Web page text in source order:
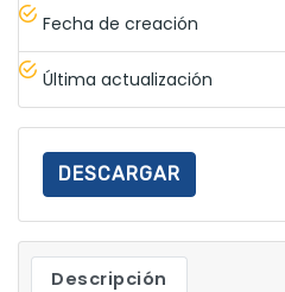
Fecha de creación
Última actualización
DESCARGAR
Descripción